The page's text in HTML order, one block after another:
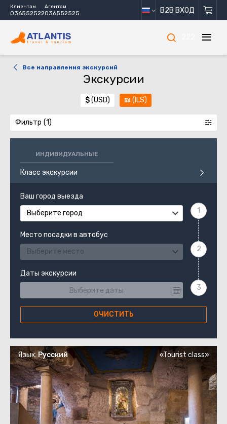
Клиентам
036552522
Агентам
036552525 B2B ВХОД
Все направления экскурсий
Экскурсии
$(USD) ₪ (ILS)
Фильтр
ИНДИВИДУАЛЬНЫЕ
Класс экскурсии
Ваш город выезда
Выберите город
Место посадки в автобус
Выберите место
Даты экскурсии
ОЧИСТИТЬ
Язык:Русский «Tourist class»